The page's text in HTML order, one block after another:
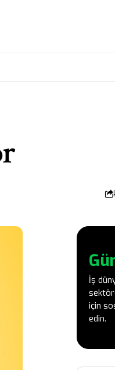
İş
için
edin.